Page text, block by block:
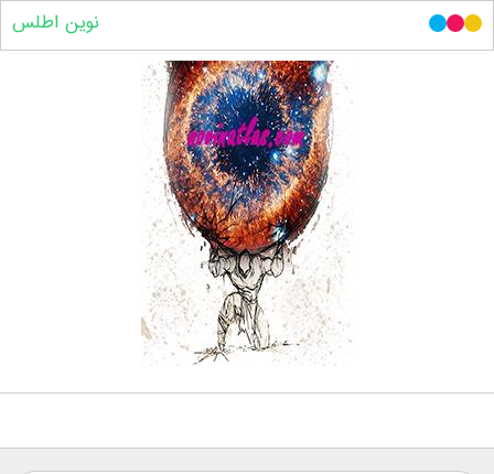
نوین اطلس